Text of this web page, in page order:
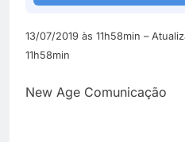
13/07/2019 às 11h58min –
11h58min
New Age Comunicação